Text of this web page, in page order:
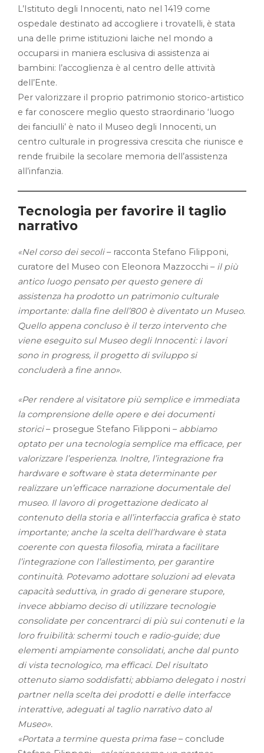
L’Istituto degli Innocenti, nato nel 1419 come
ospedale destinato ad accogliere i trovatelli, è stata
una delle prime istituzioni laiche nel mondo a
occuparsi in maniera esclusiva di assistenza ai
bambini: l’accoglienza è al centro delle attività
dell’Ente.
Per valorizzare il proprio patrimonio storico-artistico
e far conoscere meglio questo straordinario ‘luogo
dei fanciulli’ è nato il Museo degli Innocenti, un
centro culturale in progressiva crescita che riunisce e
rende fruibile la secolare memoria dell’assistenza
all’infanzia.
Tecnologia per favorire il taglio
narrativo
«Nel corso dei secoli– racconta Stefano Filipponi,
curatore del Museo con Eleonora Mazzocchi –il più
antico luogo pensato per questo genere di
assistenza ha prodotto un patrimonio culturale
importante: dalla fine dell’800 è diventato un Museo.
Quello appena concluso è il terzo intervento che
viene eseguito sul Museo degli Innocenti: i lavori
sono in progress, il progetto di sviluppo si
concluderà a fine anno».
«Per rendere al visitatore più semplice e immediata
la comprensione delle opere e dei documenti
storici– prosegue Stefano Filipponi – abbiamo
optato per una tecnologia semplice ma efficace, per
valorizzare l’esperienza. Inoltre, l’integrazione fra
hardware e software è stata determinante per
realizzare un’efficace narrazione documentale del
museo. Il lavoro di progettazione dedicato al
contenuto della storia e all’interfaccia grafica è stato
importante; anche la scelta dell’hardware è stata
coerente con questa filosofia, mirata a facilitare
l’integrazione con l’allestimento, per garantire
continuità. Potevamo adottare soluzioni ad elevata
capacità seduttiva, in grado di generare stupore,
invece abbiamo deciso di utilizzare tecnologie
consolidate per concentrarci di più sui contenuti e la
loro fruibilità: schermi touch e radio-guide; due
elementi ampiamente consolidati, anche dal punto
di vista tecnologico, ma efficaci. Del risultato
ottenuto siamo soddisfatti; abbiamo delegato i nostri
partner nella scelta dei prodotti e delle interfacce
interattive, adeguati al taglio narrativo dato al
Museo».
«Portata a termine questa prima fase – conclude